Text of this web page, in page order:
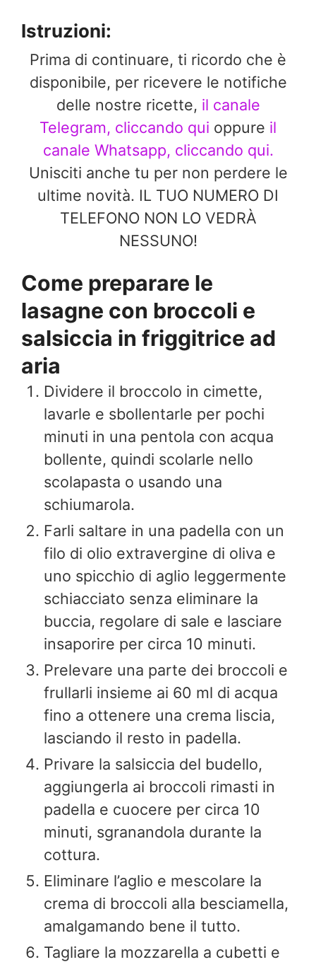
Istruzioni:
Prima di continuare, ti ricordo che è
disponibile, per ricevere le notifiche
delle nostre ricette, il canale
Telegram, cliccando qui oppure il
canale Whatsapp, cliccando qui.
Unisciti anche tu per non perdere le
ultime novità. IL TUO NUMERO DI
TELEFONO NON LO VEDRÀ
NESSUNO!
Come preparare le
lasagne con broccoli e
salsiccia in friggitrice ad
aria
Dividere il broccolo in cimette,
lavarle e sbollentarle per pochi
minuti in una pentola con acqua
bollente, quindi scolarle nello
scolapasta o usando una
schiumarola.
Farli saltare in una padella con un
filo di olio extravergine di oliva e
uno spicchio di aglio leggermente
schiacciato senza eliminare la
buccia, regolare di sale e lasciare
insaporire per circa 10 minuti.
Prelevare una parte dei broccoli e
frullarli insieme ai 60 ml di acqua
fino a ottenere una crema liscia,
lasciando il resto in padella.
Privare la salsiccia del budello,
aggiungerla ai broccoli rimasti in
padella e cuocere per circa 10
minuti, sgranandola durante la
cottura.
Eliminare l’aglio e mescolare la
crema di broccoli alla besciamella,
amalgamando bene il tutto.
Tagliare la mozzarella a cubetti e